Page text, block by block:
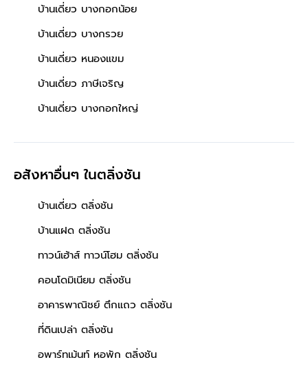
บ้านเดี่ยว บางกอกน้อย
บ้านเดี่ยว บางกรวย
บ้านเดี่ยว หนองแขม
บ้านเดี่ยว ภาษีเจริญ
บ้านเดี่ยว บางกอกใหญ่
อสังหาอื่นๆในตลิ่งชัน
บ้านเดี่ยว ตลิ่งชัน
บ้านแฝด ตลิ่งชัน
ทาวน์เฮ้าส์ ทาวน์โฮม ตลิ่งชัน
คอนโดมิเนียม ตลิ่งชัน
อาคารพาณิชย์ ตึกแถว ตลิ่งชัน
ที่ดินเปล่า ตลิ่งชัน
อพาร์ทเม้นท์ หอพัก ตลิ่งชัน